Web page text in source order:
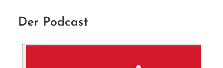
Der Podcast